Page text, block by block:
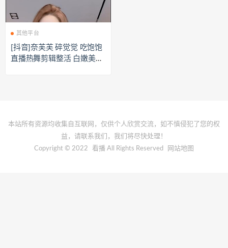
其他平台
[抖音]奈芙芙 碎觉觉 吃饱饱
直播热舞剪辑整活 白嫩美腿
本站所有资源均收集自互联网，仅供个人欣赏交流，如不慎侵犯了您的权
益，请联系我们，我们将尽快处理！
Copyright © 2022
看播 All Rights Reserved 网站地图